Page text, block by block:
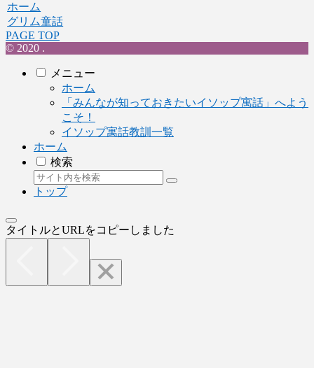
ホーム
グリム童話
PAGE TOP
© 2020 .
メニュー
ホーム
「みんなが知っておきたいイソップ寓話」へよう
こそ！
イソップ寓話教訓一覧
ホーム
検索
トップ
タイトルとURLをコピーしました